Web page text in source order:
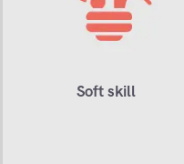
Soft skill